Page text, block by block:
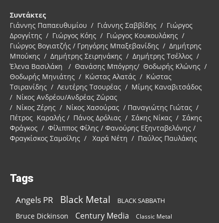
Συντάκτες
Γιάννης Παπαευθυμίου / Γιάννης Σαββίδης / Γιώργος
Δρογγίτης / Γιώργος Κόης / Γιώργος Κουκουλάκης /
Γιώργος Βογιατζής / Γρηγόρης Μπαξεβανίδης / Δημήτρης
Μπούκης / Δημήτρης Σειρηνάκης / Δημήτρης Τσέλλος /
Έλενα Βασιλάκη / Θανάσης Μπόγρης/ Θοδωρής Κλώνης /
Θοδωρής Μηνιάτης / Κώστας Αλατάς / Κώστας
Τσιρανίδης / Λευτέρης Τσουρέας / Μίμης Καναβιτσάδος
/ Νίκος Ανδρέου/Ανδρέας Ζώρας
/ Νίκος Ζέρης / Νίκος Χασούρας / Παναγιώτης Γιώτας /
Πέτρος Καραλής / Πάνος Δρόλιας / Σάκης Νίκας / Σάκης
Φράγκος / Φίλιππος Φίλης / Φανούρης Εξηνταβελόνης /
Φραγκίσκος Σαμοΐλης / Χαρά Νέτη / Παύλος Παυλάκης
Tags
Angels PR Black Metal BLACK SABBATH
Bruce Dickinson Century Media Classic Metal